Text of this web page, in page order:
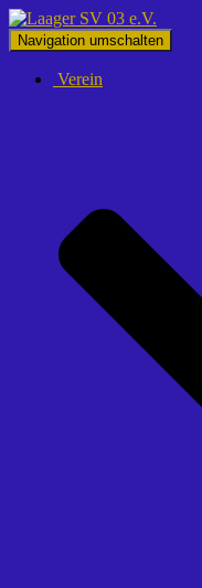
Navigation umschalten
Verein